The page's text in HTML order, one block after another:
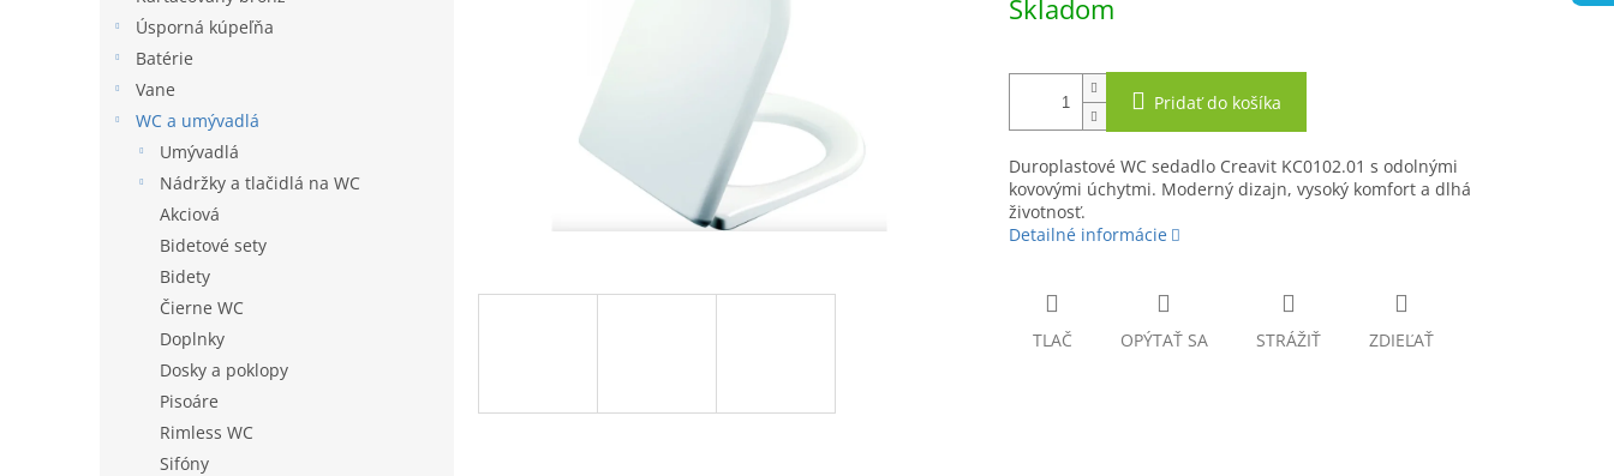
Úsporná kúpeľňa
Batérie
Vane
WC a umývadlá
Umývadlá
Nádržky a tlačidlá na WC
Akciová
Bidetové sety
Bidety
Čierne WC
Doplnky
Dosky a poklopy
Pisoáre
Rimless WC
Sifóny
cena:
Skladom
Pridať do košíka
Duroplastové WC sedadlo Creavit KC0102.01 s odolnými
kovovými úchytmi. Moderný dizajn, vysoký komfort a dlhá
životnosť.
Detailné informácie
TLAČ OPÝTAŤ SA STRÁŽIŤ ZDIEĽAŤ